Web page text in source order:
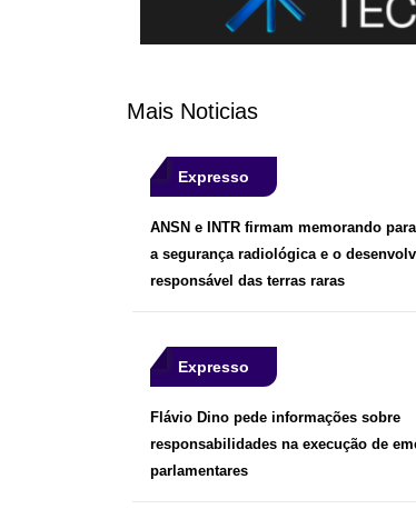
Mais Noticias
Expresso
ANSN e INTR firmam memorando
a segurança radiológica e o
responsável das terras raras
Expresso
Flávio Dino pede informações sobre
responsabilidades na execução de
parlamentares